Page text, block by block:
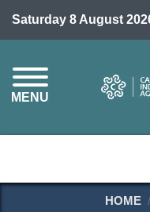
Saturday 8 August
MENU
HOME